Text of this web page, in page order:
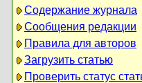
Содержание журнала
Сообщения редакции
Правила для авторов
Загрузить статью
Проверить статус